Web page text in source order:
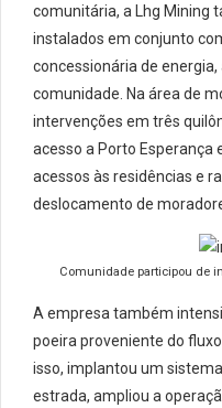
comunitária, a
Lhg Mining
instalados em conjunto
concessionária de
comunidade. Na área de
intervenções em três
acesso a Porto Esperança
acessos às residências e
deslocamento de
Comunidade participou de
A empresa também
poeira proveniente do
isso, implantou um
estrada, ampliou a